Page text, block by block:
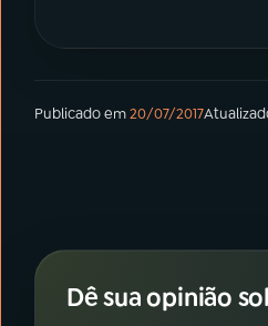
Publicado em20/07/2017
Dê sua opinião